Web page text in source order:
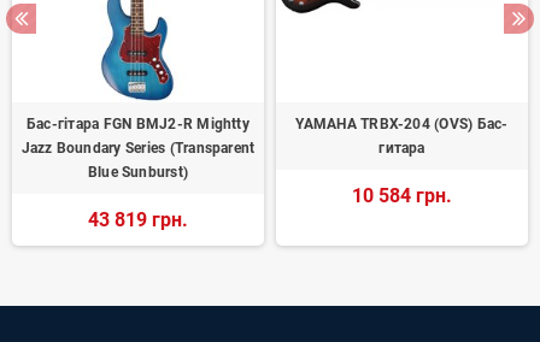
Бас-гітара FGN BMJ2-R Mightty
Jazz Boundary Series (Transparent
Blue Sunburst)
43 819 грн.
YAMAHA TRBX-204 (OVS) Бас-
гитара
10 584 грн.